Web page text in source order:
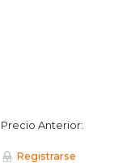
Precio Anterior:
Registrarse